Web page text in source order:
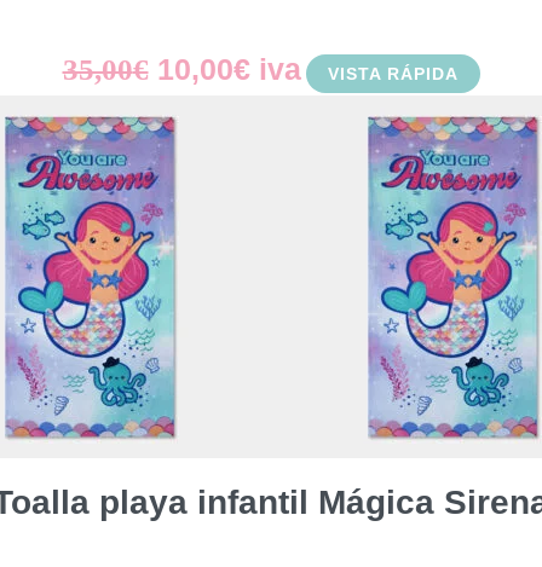
35,00€ El
precio
original
era:
35,00€.
10,00€Eliva VISTA RÁPIDA
playa infantil Mágica